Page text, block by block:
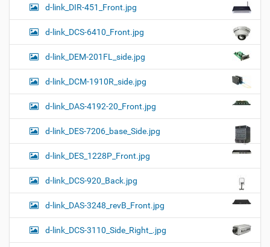
d-link_DIR-451_Front.jpg
d-link_DCS-6410_Front.jpg
d-link_DEM-201FL_side.jpg
d-link_DCM-1910R_side.jpg
d-link_DAS-4192-20_Front.jpg
d-link_DES-7206_base_Side.jpg
d-link_DES_1228P_Front.jpg
d-link_DCS-920_Back.jpg
d-link_DAS-3248_revB_Front.jpg
d-link_DCS-3110_Side_Right_.jpg